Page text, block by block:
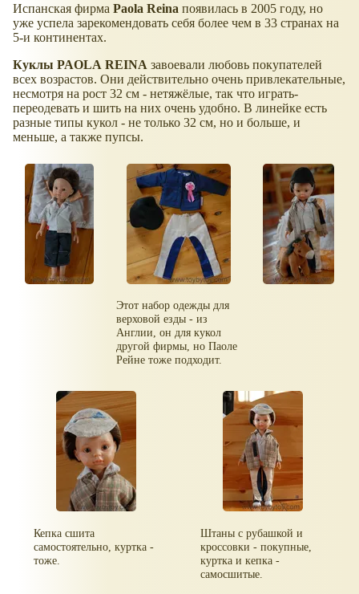
Испанская фирма Paola Reina появилась в 2005 году, но
уже успела зарекомендовать себя более чем в 33 странах на
5-и континентах.
Куклы PAOLA REINA завоевали любовь покупателей
всех возрастов. Они действительно очень привлекательные,
несмотря на рост 32 см - нетяжёлые, так что играть-
переодевать и шить на них очень удобно. В линейке есть
разные типы кукол - не только 32 см, но и больше, и
меньше, а также пупсы.
Этот набор одежды для
верховой езды - из
Англии, он для кукол
другой фирмы, но Паоле
Рейне тоже подходит.
Кепка сшита
самостоятельно, куртка -
тоже.
Штаны с рубашкой и
кроссовки - покупные,
куртка и кепка -
самосшитые.